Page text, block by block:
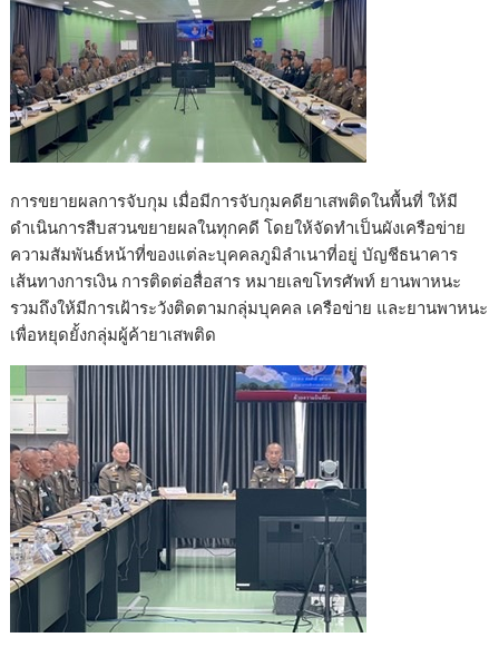
การขยายผลการจับกุม เมื่อมีการจับกุมคดียาเสพติดในพื้นที่ ให้มี
ดำเนินการสืบสวนขยายผลในทุกคดี โดยให้จัดทำเป็นผังเครือข่าย
ความสัมพันธ์หน้าที่ของแต่ละบุคคลภูมิลำเนาที่อยู่ บัญชีธนาคาร
เส้นทางการเงิน การติดต่อสื่อสาร หมายเลขโทรศัพท์ ยานพาหนะ
รวมถึงให้มีการเฝ้าระวังติดตามกลุ่มบุคคล เครือข่าย และยานพาหนะ
เพื่อหยุดยั้งกลุ่มผู้ค้ายาเสพติด